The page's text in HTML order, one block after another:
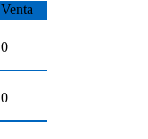
Venta
0
0